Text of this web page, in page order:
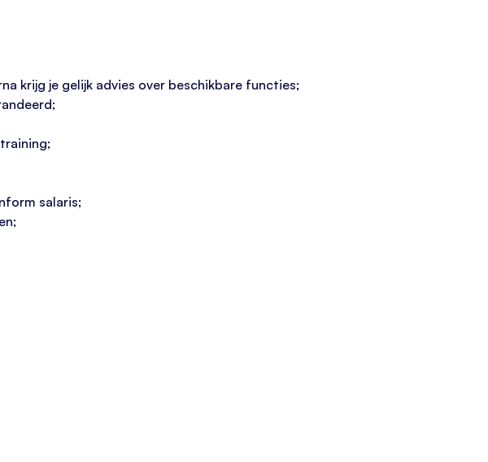
krijg je gelijk advies over beschikbare functies;
salaris;